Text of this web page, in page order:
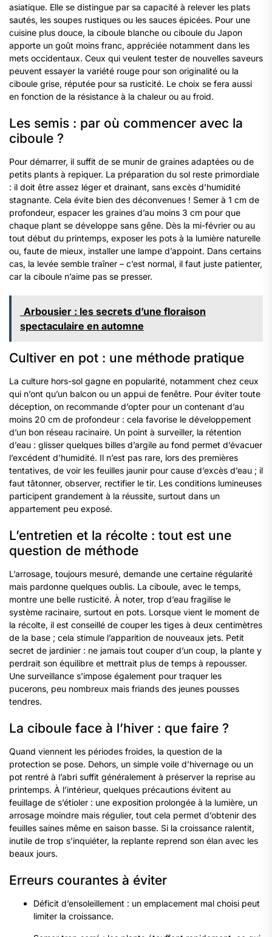
asiatique. Elle se distingue par sa capacité à relever les plats
sautés, les soupes rustiques ou les sauces épicées. Pour une
cuisine plus douce, la ciboule blanche ou ciboule du Japon
apporte un goût moins franc, appréciée notamment dans les
mets occidentaux. Ceux qui veulent tester de nouvelles saveurs
peuvent essayer la variété rouge pour son originalité ou la
ciboule grise, réputée pour sa rusticité. Le choix se fera aussi
en fonction de la résistance à la chaleur ou au froid.
Les semis : par où commencer avec la
ciboule ?
Pour démarrer, il suffit de se munir de graines adaptées ou de
petits plants à repiquer. La préparation du sol reste primordiale
: il doit être assez léger et drainant, sans excès d’humidité
stagnante. Cela évite bien des déconvenues ! Semer à 1 cm de
profondeur, espacer les graines d’au moins 3 cm pour que
chaque plant se développe sans gêne. Dès la mi-février ou au
tout début du printemps, exposer les pots à la lumière naturelle
ou, faute de mieux, installer une lampe d’appoint. Dans certains
cas, la levée semble traîner – c’est normal, il faut juste patienter,
car la ciboule n’aime pas se presser.
Arbousier : les secrets d’une floraison
spectaculaire en automne
Cultiver en pot : une méthode pratique
La culture hors-sol gagne en popularité, notamment chez ceux
qui n’ont qu’un balcon ou un appui de fenêtre. Pour éviter toute
déception, on recommande d’opter pour un contenant d’au
moins 20 cm de profondeur : cela favorise le développement
d’un bon réseau racinaire. Un point à surveiller, la rétention
d’eau : glisser quelques billes d’argile au fond permet d’évacuer
l’excédent d’humidité. Il n’est pas rare, lors des premières
tentatives, de voir les feuilles jaunir pour cause d’excès d’eau ; il
faut tâtonner, observer, rectifier le tir. Les conditions lumineuses
participent grandement à la réussite, surtout dans un
appartement peu exposé.
L’entretien et la récolte : tout est une
question de méthode
L’arrosage, toujours mesuré, demande une certaine régularité
mais pardonne quelques oublis. La ciboule, avec le temps,
montre une belle rusticité. À noter, trop d’eau fragilise le
système racinaire, surtout en pots. Lorsque vient le moment de
la récolte, il est conseillé de couper les tiges à deux centimètres
de la base ; cela stimule l’apparition de nouveaux jets. Petit
secret de jardinier : ne jamais tout couper d’un coup, la plante y
perdrait son équilibre et mettrait plus de temps à repousser.
Une surveillance s’impose également pour traquer les
pucerons, peu nombreux mais friands des jeunes pousses
tendres.
La ciboule face à l’hiver : que faire ?
Quand viennent les périodes froides, la question de la
protection se pose. Dehors, un simple voile d’hivernage ou un
pot rentré à l’abri suffit généralement à préserver la reprise au
printemps. À l’intérieur, quelques précautions évitent au
feuillage de s’étioler : une exposition prolongée à la lumière, un
arrosage moindre mais régulier, tout cela permet d’obtenir des
feuilles saines même en saison basse. Si la croissance ralentit,
inutile de trop s’inquiéter, la replante reprend son élan avec les
beaux jours.
Erreurs courantes à éviter
Déficit d’ensoleillement : un emplacement mal choisi peut
limiter la croissance.